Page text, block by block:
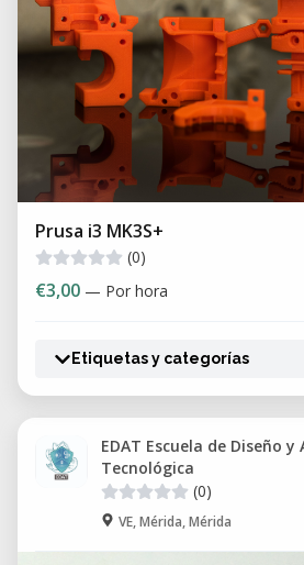
Prusa i3 MK3S+
(0)
€3,00 — Por hora
Etiquetas y categorías
EDAT Escuela de Diseño
Tecnológica
(0)
VE, Mérida, Mérida